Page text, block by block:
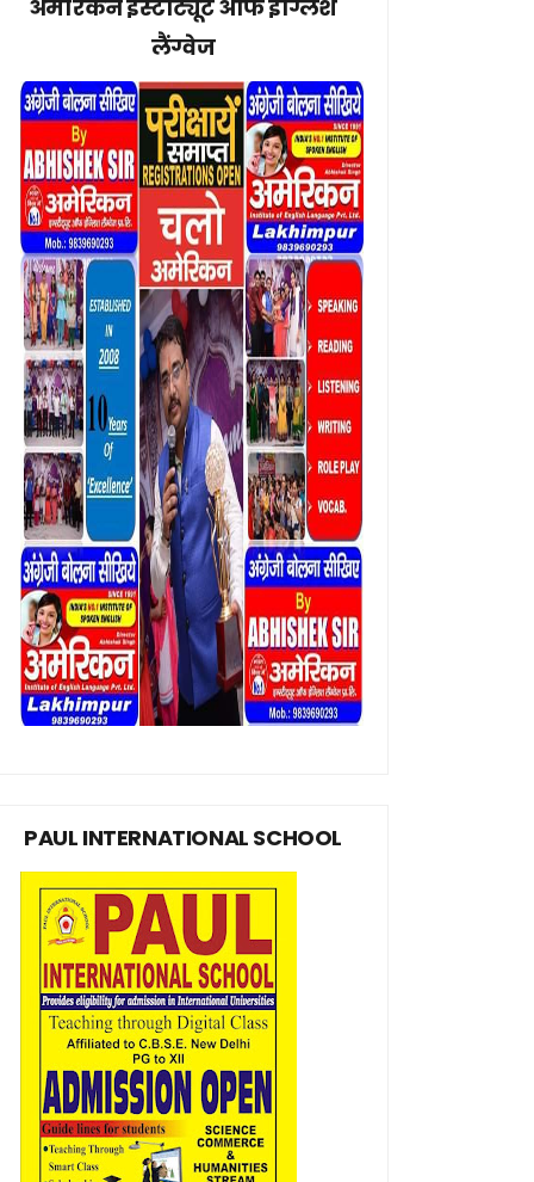
अमेरिकन इंस्टीट्यूट ऑफ इंग्लिश
लैंग्वेज
PAUL INTERNATIONAL SCHOOL